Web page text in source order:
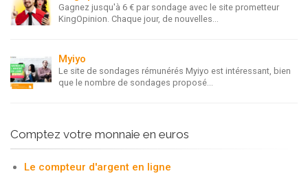
Gagnez jusqu'à 6 € par sondage avec le site prometteur
KingOpinion. Chaque jour, de nouvelles...
Myiyo
Le site de sondages rémunérés Myiyo est intéressant, bien
que le nombre de sondages proposé...
Comptez votre monnaie en euros
Le compteur d'argent en ligne